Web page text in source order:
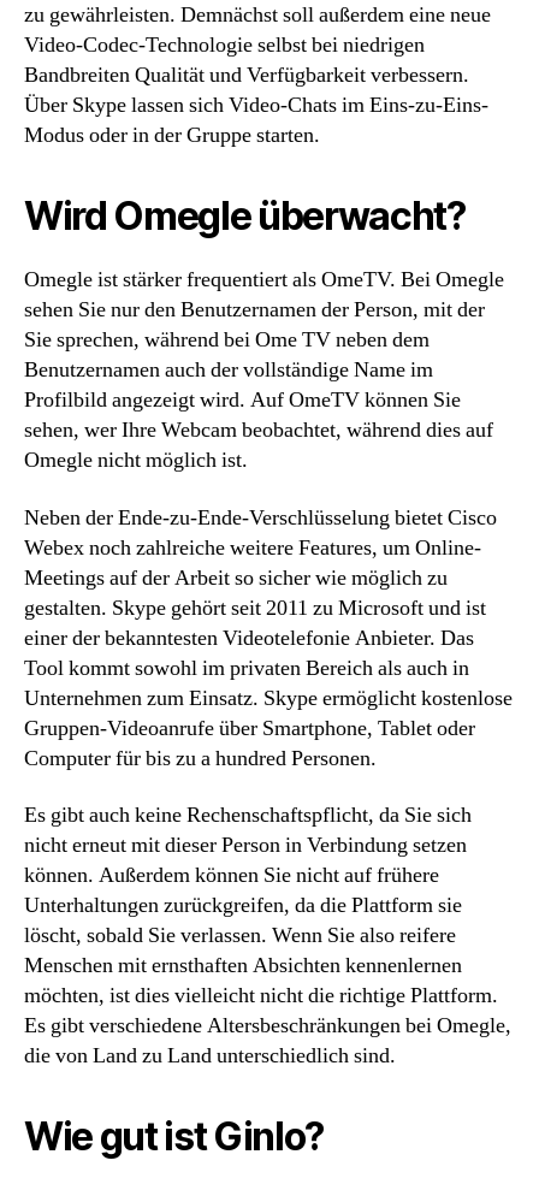
zu gewährleisten. Demnächst soll außerdem eine neue
Video-Codec-Technologie selbst bei niedrigen
Bandbreiten Qualität und Verfügbarkeit verbessern.
Über Skype lassen sich Video-Chats im Eins-zu-Eins-
Modus oder in der Gruppe starten.
Wird Omegle überwacht?
Omegle ist stärker frequentiert als OmeTV. Bei Omegle
sehen Sie nur den Benutzernamen der Person, mit der
Sie sprechen, während bei Ome TV neben dem
Benutzernamen auch der vollständige Name im
Profilbild angezeigt wird. Auf OmeTV können Sie
sehen, wer Ihre Webcam beobachtet, während dies auf
Omegle nicht möglich ist.
Neben der Ende-zu-Ende-Verschlüsselung bietet Cisco
Webex noch zahlreiche weitere Features, um Online-
Meetings auf der Arbeit so sicher wie möglich zu
gestalten. Skype gehört seit 2011 zu Microsoft und ist
einer der bekanntesten Videotelefonie Anbieter. Das
Tool kommt sowohl im privaten Bereich als auch in
Unternehmen zum Einsatz. Skype ermöglicht kostenlose
Gruppen-Videoanrufe über Smartphone, Tablet oder
Computer für bis zu a hundred Personen.
Es gibt auch keine Rechenschaftspflicht, da Sie sich
nicht erneut mit dieser Person in Verbindung setzen
können. Außerdem können Sie nicht auf frühere
Unterhaltungen zurückgreifen, da die Plattform sie
löscht, sobald Sie verlassen. Wenn Sie also reifere
Menschen mit ernsthaften Absichten kennenlernen
möchten, ist dies vielleicht nicht die richtige Plattform.
Es gibt verschiedene Altersbeschränkungen bei Omegle,
die von Land zu Land unterschiedlich sind.
Wie gut ist Ginlo?